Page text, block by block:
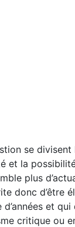
se divisent
et la
plus
donc d’être
et qui
critique ou